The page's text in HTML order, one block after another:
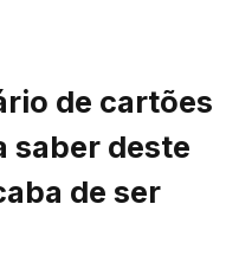
de cartões
saber deste
de ser